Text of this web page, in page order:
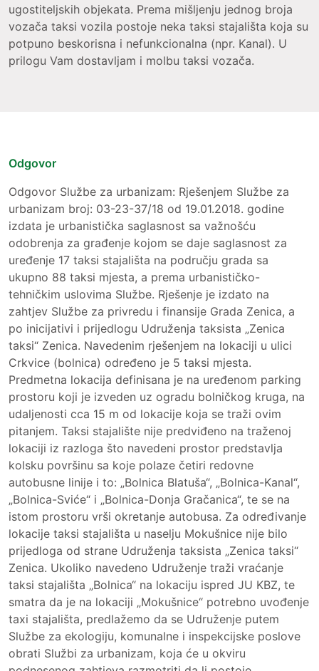
ugostiteljskih objekata. Prema mišljenju jednog broja
vozača taksi vozila postoje neka taksi stajališta koja su
potpuno beskorisna i nefunkcionalna (npr. Kanal). U
prilogu Vam dostavljam i molbu taksi vozača.
Odgovor
Odgovor Službe za urbanizam: Rješenjem Službe za
urbanizam broj: 03-23-37/18 od 19.01.2018. godine
izdata je urbanistička saglasnost sa važnošću
odobrenja za građenje kojom se daje saglasnost za
uređenje 17 taksi stajališta na području grada sa
ukupno 88 taksi mjesta, a prema urbanističko-
tehničkim uslovima Službe. Rješenje je izdato na
zahtjev Službe za privredu i finansije Grada Zenica, a
po inicijativi i prijedlogu Udruženja taksista „Zenica
taksi“ Zenica. Navedenim rješenjem na lokaciji u ulici
Crkvice (bolnica) određeno je 5 taksi mjesta.
Predmetna lokacija definisana je na uređenom parking
prostoru koji je izveden uz ogradu bolničkog kruga, na
udaljenosti cca 15 m od lokacije koja se traži ovim
pitanjem. Taksi stajalište nije predviđeno na traženoj
lokaciji iz razloga što navedeni prostor predstavlja
kolsku površinu sa koje polaze četiri redovne
autobusne linije i to: „Bolnica Blatuša“, „Bolnica-Kanal“,
„Bolnica-Sviće“ i „Bolnica-Donja Gračanica“, te se na
istom prostoru vrši okretanje autobusa. Za određivanje
lokacije taksi stajališta u naselju Mokušnice nije bilo
prijedloga od strane Udruženja taksista „Zenica taksi“
Zenica. Ukoliko navedeno Udruženje traži vraćanje
taksi stajališta „Bolnica“ na lokaciju ispred JU KBZ, te
smatra da je na lokaciji „Mokušnice“ potrebno uvođenje
taxi stajališta, predlažemo da se Udruženje putem
Službe za ekologiju, komunalne i inspekcijske poslove
obrati Službi za urbanizam, koja će u okviru